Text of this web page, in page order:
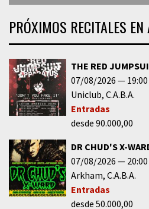
PRÓXIMOS RECITALES EN
THE RED
07/08/2026
19:00
Uniclub C.A.B.A.
Entradas
desde 90.000,00
DR CHUD'S X-
07/08/2026
20:00
Arkham C.A.B.A.
Entradas
desde 50.000,00